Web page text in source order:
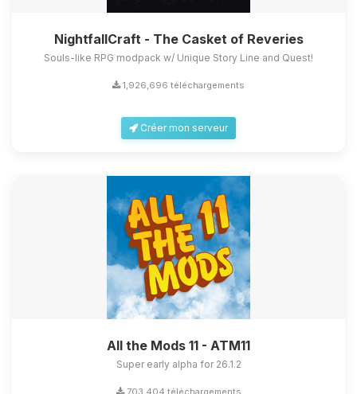
NightfallCraft - The Casket of Reveries
Souls-like RPG modpack w/ Unique Story Line and Quest!
1,926,696 téléchargements
Créer mon serveur
All the Mods 11 - ATM11
Super early alpha for 26.1.2